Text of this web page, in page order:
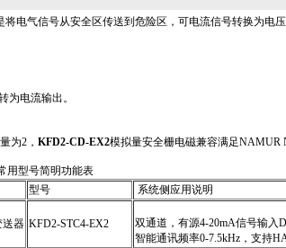
将电气信号从安全区传送到危险区，可电流信号转换为电
为电流输出。
为2， KFD2-CD-EX2模拟量安全栅电磁兼容满足NAMUR
用型号简明功能表
型号 系统侧应用说明
送器 KFD2-STC4-EX2
双通道，有源4-20mA信号输入
智能通讯频率0-7.5kHz，支持